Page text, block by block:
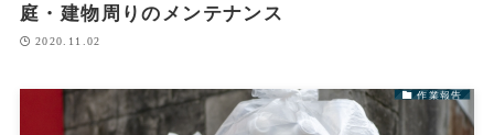
庭・建物周りのメンテナンス
2020.11.02
作業報告